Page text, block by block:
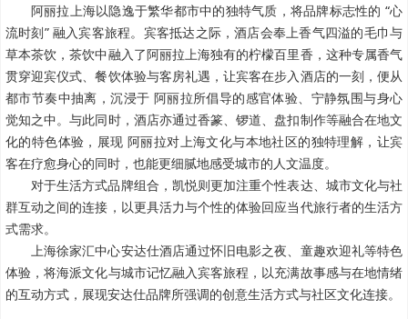
阿丽拉上海以隐逸于繁华都市中的独特气质，将品牌标志性的 “心
流时刻” 融入宾客旅程。宾客抵达之际，酒店会奉上香气四溢的毛巾与
草本茶饮，茶饮中融入了阿丽拉上海独有的柠檬百里香，这种专属香气
贯穿迎宾仪式、餐饮体验与客房礼遇，让宾客在步入酒店的一刻，便从
都市节奏中抽离，沉浸于 阿丽拉所倡导的感官体验、宁静氛围与身心
觉知之中。与此同时，酒店亦通过香篆、锣道、盘扣制作等融合在地文
化的特色体验，展现 阿丽拉对上海文化与本地社区的独特理解，让宾
客在疗愈身心的同时，也能更细腻地感受城市的人文温度。
对于生活方式品牌组合，凯悦则更加注重个性表达、城市文化与社
群互动之间的连接，以更具活力与个性的体验回应当代旅行者的生活方
式需求。
上海徐家汇中心安达仕酒店通过怀旧电影之夜、童趣欢迎礼等特色
体验，将海派文化与城市记忆融入宾客旅程，以充满故事感与在地情绪
的互动方式，展现安达仕品牌所强调的创意生活方式与社区文化连接。